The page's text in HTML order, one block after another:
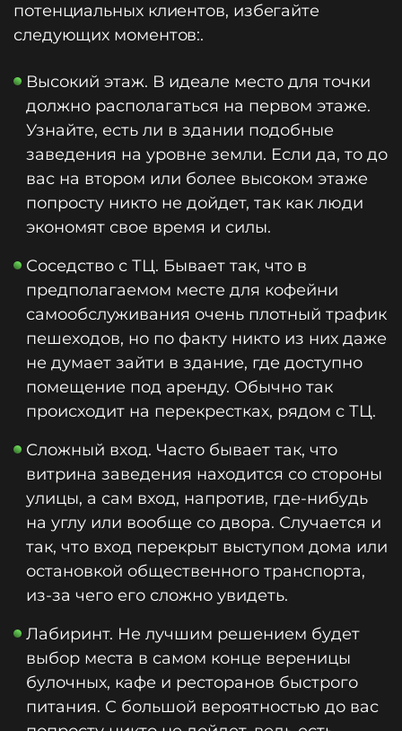
потенциальных клиентов, избегайте
следующих моментов:.
Высокий этаж. В идеале место для точки
должно располагаться на первом этаже.
Узнайте, есть ли в здании подобные
заведения на уровне земли. Если да, то до
вас на втором или более высоком этаже
попросту никто не дойдет, так как люди
экономят свое время и силы.
Соседство с ТЦ. Бывает так, что в
предполагаемом месте для кофейни
самообслуживания очень плотный трафик
пешеходов, но по факту никто из них даже
не думает зайти в здание, где доступно
помещение под аренду. Обычно так
происходит на перекрестках, рядом с ТЦ.
Сложный вход. Часто бывает так, что
витрина заведения находится со стороны
улицы, а сам вход, напротив, где-нибудь
на углу или вообще со двора. Случается и
так, что вход перекрыт выступом дома или
остановкой общественного транспорта,
из-за чего его сложно увидеть.
Лабиринт. Не лучшим решением будет
выбор места в самом конце вереницы
булочных, кафе и ресторанов быстрого
питания. С большой вероятностью до вас